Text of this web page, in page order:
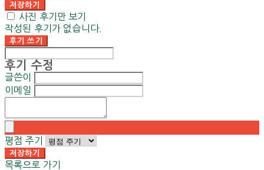
저장하기
사진 후기만 보기
작성된 후기가 없습니다.
후기 쓰기
후기 수정
글쓴이
이메일
평점 주기
저장하기
목록으로 가기